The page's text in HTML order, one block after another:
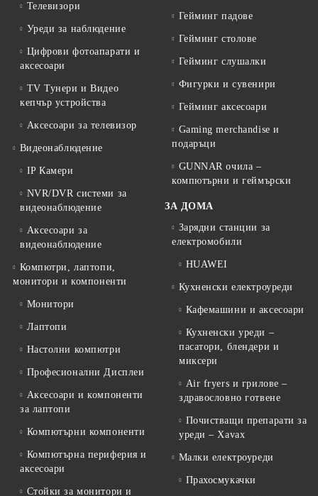
Телевизори
Уреди за наблюдение
Цифрови фотоапарати и
аксесоари
TV Тунери и Видео
кепчър устройства
Аксесоари за телевизор
Видеонаблюдение
IP Камери
NVR/DVR системи за
видеонаблюдение
Аксесоари за
видеонаблюдение
Компютри, лаптопи,
монитори и компоненти
Монитори
Лаптопи
Настолни компютри
Професионални Дисплеи
Аксесоари и компоненти
за лаптопи
Компютърни компоненти
Компютърна периферия и
аксесоари
Стойки за монитори и
Гейминг падове
Гейминг столове
Гейминг слушалки
Фигурки и сувенири
Гейминг аксесоари
Gaming merchandise и
подаръци
GUNNAR очила –
компютърни и геймърски
ЗА ДОМА
Зарядни станции за
електромобили
HUAWEI
Кухненски електроуреди
Кафемашини и аксесоари
Кухненски уреди –
пасатори, блендери и
миксери
Air fryers и грилове –
здравословно готвене
Почистващи препарати за
уреди – Xavax
Малки електроуреди
Прахосмукачки